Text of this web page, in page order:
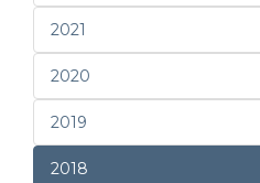
2021
2020
2019
2018